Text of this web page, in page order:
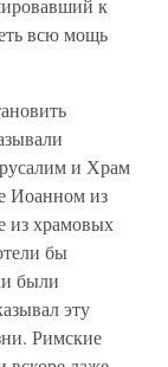
к
всю мощь
и Храм
Иоанном из
из храмовых
бы
были
эту
Римские